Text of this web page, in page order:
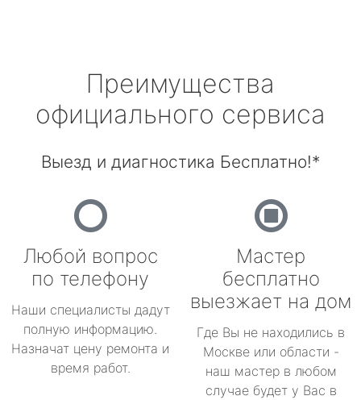
Преимущества
официального сервиса
Выезд и диагностика Бесплатно!*
Любой вопрос
по телефону
Наши специалисты дадут
полную информацию.
Назначат цену ремонта и
время работ.
Мастер
бесплатно
выезжает на дом
Где Вы не находились в
Москве или области -
наш мастер в любом
случае будет у Вас в